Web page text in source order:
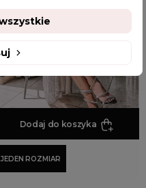
Dodaj do koszyka
JEDEN ROZMIAR